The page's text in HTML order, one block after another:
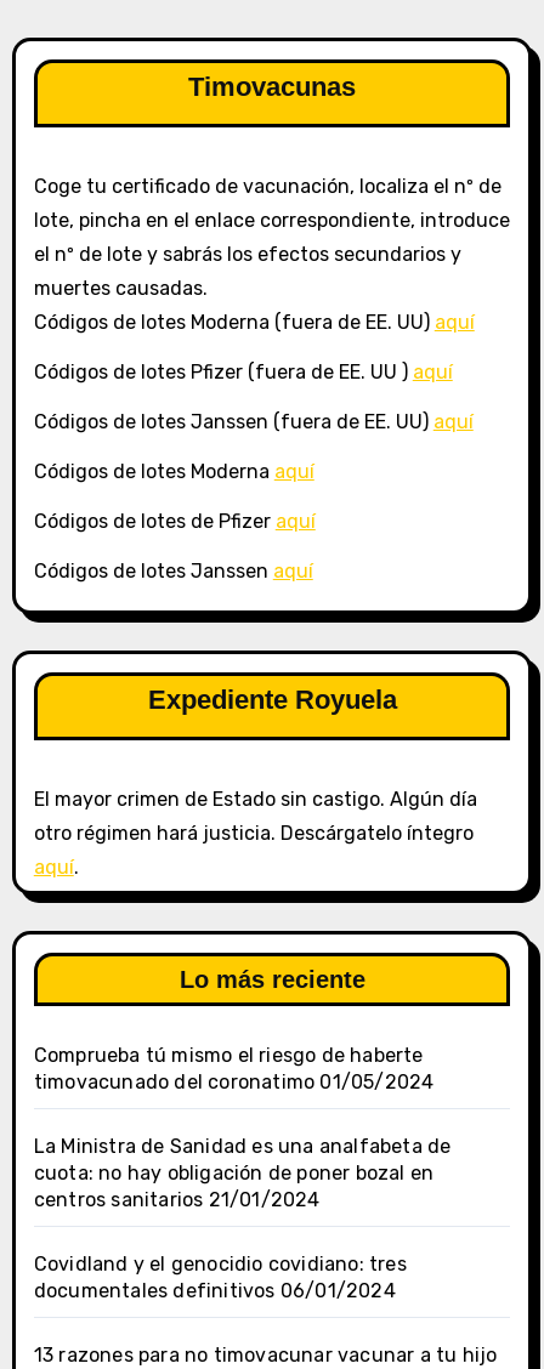
entradas
Timovacunas
Coge tu certificado de vacunación, localiza el nº de
lote, pincha en el enlace correspondiente, introduce
el nº de lote y sabrás los efectos secundarios y
muertes causadas.
Códigos de lotes Moderna (fuera de EE. UU) aquí
Códigos de lotes Pfizer (fuera de EE. UU ) aquí
Códigos de lotes Janssen (fuera de EE. UU) aquí
Códigos de lotes Moderna aquí
Códigos de lotes de Pfizer aquí
Códigos de lotes Janssen aquí
Expediente Royuela
El mayor crimen de Estado sin castigo. Algún día
otro régimen hará justicia. Descárgatelo íntegro
aquí.
Lo más reciente
Comprueba tú mismo el riesgo de haberte
timovacunado del coronatimo 01/05/2024
La Ministra de Sanidad es una analfabeta de
cuota: no hay obligación de poner bozal en
centros sanitarios 21/01/2024
Covidland y el genocidio covidiano: tres
documentales definitivos 06/01/2024
13 razones para no timovacunar vacunar a tu hijo